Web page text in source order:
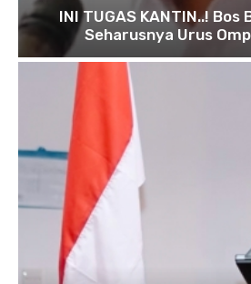
INI TUGAS KANTIN..! Bos
Seharusnya Urus